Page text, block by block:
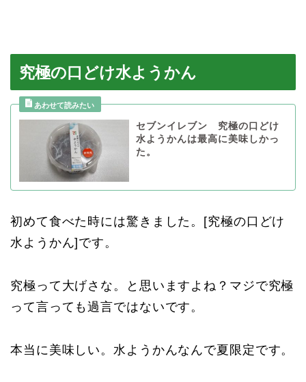
究極の口どけ水ようかん
セブンイレブン 究極の口どけ
水ようかんは最高に美味しかっ
た。
初めて食べた時には驚きました。[究極の口どけ
水ようかん]です。
究極って大げさな。と思いますよね？マジで究極
って言っても過言ではないです。
本当に美味しい。水ようかんなんで夏限定です。